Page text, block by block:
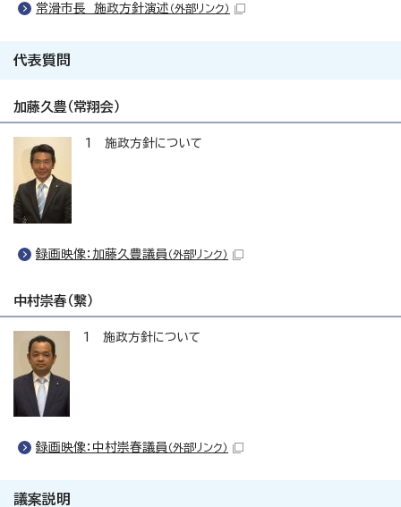
常滑市長 施政方針演述 （外部リンク）
代表質問
加藤久豊（常翔会）
1 施政方針について
録画映像：加藤久豊議員 （外部リンク）
中村崇春（繋）
1 施政方針について
録画映像：中村崇春議員 （外部リンク）
議案説明